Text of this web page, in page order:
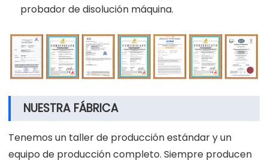
probador de disolución máquina.
NUESTRA FÁBRICA
Tenemos un taller de producción estándar y un
equipo de producción completo. Siempre producen